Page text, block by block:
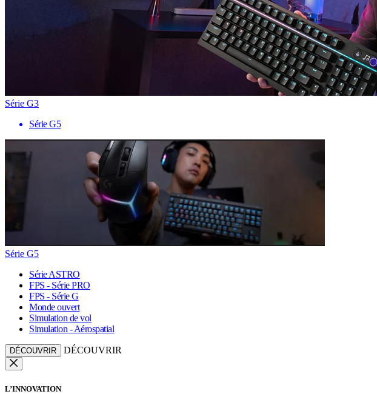
Série G3
Série G5
Série G5
Série ASTRO
FPS - Série PRO
FPS - Série G
Monde ouvert
Simulation de vol
Simulation - Aérospatial
DÉCOUVRIR DÉCOUVRIR
L’INNOVATION